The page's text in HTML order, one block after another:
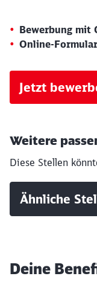
Bewerbung mit
Online-
Jetzt
Weitere
Diese Stellen
Ähnliche
Deine